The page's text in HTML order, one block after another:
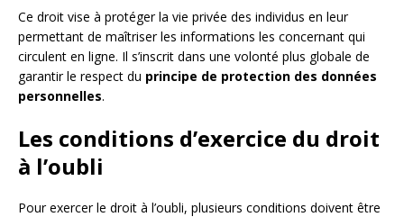
Ce droit vise à protéger la vie privée des individus en leur
permettant de maîtriser les informations les concernant qui
circulent en ligne. Il s’inscrit dans une volonté plus globale de
garantir le respect du principe de protection des données
personnelles.
Les conditions d’exercice du droit
à l’oubli
Pour exercer le droit à l’oubli, plusieurs conditions doivent être